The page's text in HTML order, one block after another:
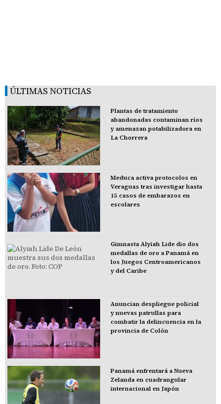
ÚLTIMAS NOTICIAS
Plantas de tratamiento
abandonadas contaminan ríos
y amenazan potabilizadora en
La Chorrera
Meduca activa protocolos en
Veraguas tras investigar hasta
15 casos de embarazos en
escolares
Gimnasta Alyiah Lide dio dos
medallas de oro a Panamá en
los Juegos Centroamericanos
y del Caribe
Anuncian despliegue policial
y nuevas patrullas para
combatir la delincuencia en la
provincia de Colón
Panamá enfrentará a Nueva
Zelanda en cuadrangular
internacional en Japón